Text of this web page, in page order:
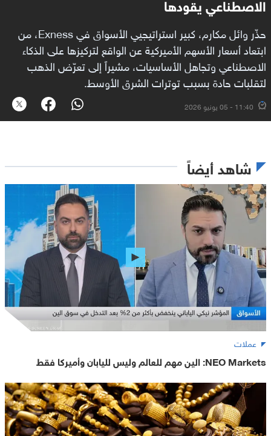
حذّر وائل مكارم، كبير استراتيجيي الأسواق في Exness، من
ابتعاد أسعار الأسهم الأميركية عن الواقع لتركيزها على الذكاء
الاصطناعي وتجاهل الأساسيات، مشيراً إلى تعرّض الذهب
لتقلبات حادة بسبب توترات الشرق الأوسط.
11:40 - 05 يونيو 2026
شاهد أيضاً
عملات
NEO Markets: الين مهم للعالم وليس لليابان وأميركا فقط